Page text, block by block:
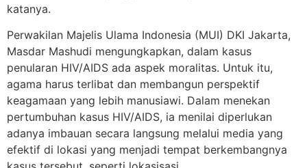
katanya.
Perwakilan Majelis Ulama Indonesia (MUI) DKI Jakarta,
Masdar Mashudi mengungkapkan, dalam kasus
penularan HIV/AIDS ada aspek moralitas. Untuk itu,
agama harus terlibat dan membangun perspektif
keagamaan yang lebih manusiawi. Dalam menekan
pertumbuhan kasus HIV/AIDS, ia menilai diperlukan
adanya imbauan secara langsung melalui media yang
efektif di lokasi yang menjadi tempat berkembangnya